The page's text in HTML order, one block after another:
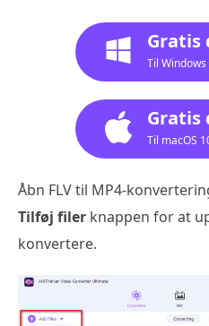
Gratis
Til
Gratis
Til macOS
Åbn FLV til MP4-
Tilføj filer knappen for at
konvertere.